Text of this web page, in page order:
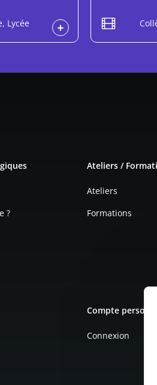
Lycée
?
Ateliers /
Ateliers
Formations
Compte
Connexion